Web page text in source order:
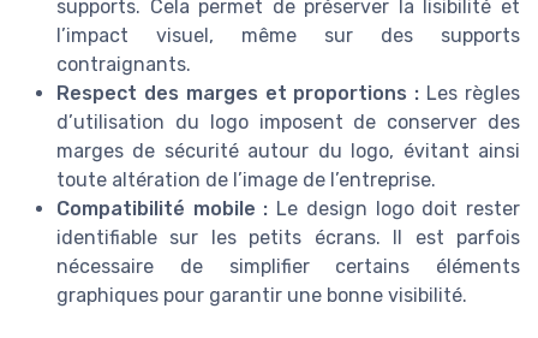
supports. Cela permet de préserver la lisibilité et
l’impact visuel, même sur des supports
contraignants.
Respect des marges et proportions : Les règles
d’utilisation du logo imposent de conserver des
marges de sécurité autour du logo, évitant ainsi
toute altération de l’image de l’entreprise.
Compatibilité mobile : Le design logo doit rester
identifiable sur les petits écrans. Il est parfois
nécessaire de simplifier certains éléments
graphiques pour garantir une bonne visibilité.